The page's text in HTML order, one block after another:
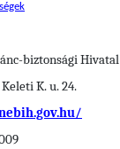
biztonsági Hivatal
K. u. 24.